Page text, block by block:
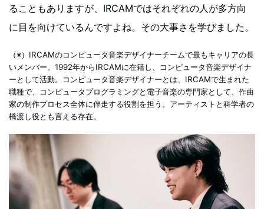
ることもありますが、IRCAMではそれぞれの人が多方向
に目を向けているんですよね。その大事さを学びました。
（※）IRCAMのコンピュータ音楽デザイナーチームで最もキャリアの長
いメンバー。1992年からIRCAMに在籍し、コンピュータ音楽デザイナ
ーとして活動。コンピュータ音楽デザイナーとは、IRCAMで生まれた
職種で、コンピュータプログラミングと電子音楽の専門家として、作曲
家の制作プロセス全体に伴走する役割を担う。アーティストと科学者の
橋渡し役とも言える存在。